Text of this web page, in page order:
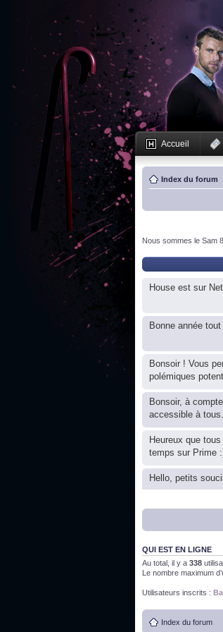
Accueil
Index du forum
Nous sommes le Sam
House est sur
Bonne année
Bonsoir ! Vous
polémiques
Bonsoir, à
accessible à tous.
Heureux que
temps sur Prime
Hello, petits
Bon, 2020, ça
J'ai l'impression
Bonne année
QUI EST EN LIGNE
Au total, il y a 338
Le nombre maximum
Utilisateurs inscrits :
Index du forum